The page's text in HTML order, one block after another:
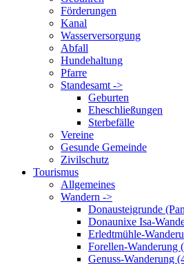
Förderungen
Kanal
Wasserversorgung
Abfall
Hundehaltung
Pfarre
Standesamt ->
Geburten
Eheschließungen
Sterbefälle
Vereine
Gesunde Gemeinde
Zivilschutz
Tourismus
Allgemeines
Wandern ->
Donausteigrunde
Donaunixe Isa-
Erledtmühle-
Forellen-Wanderung
Genuss-Wanderung